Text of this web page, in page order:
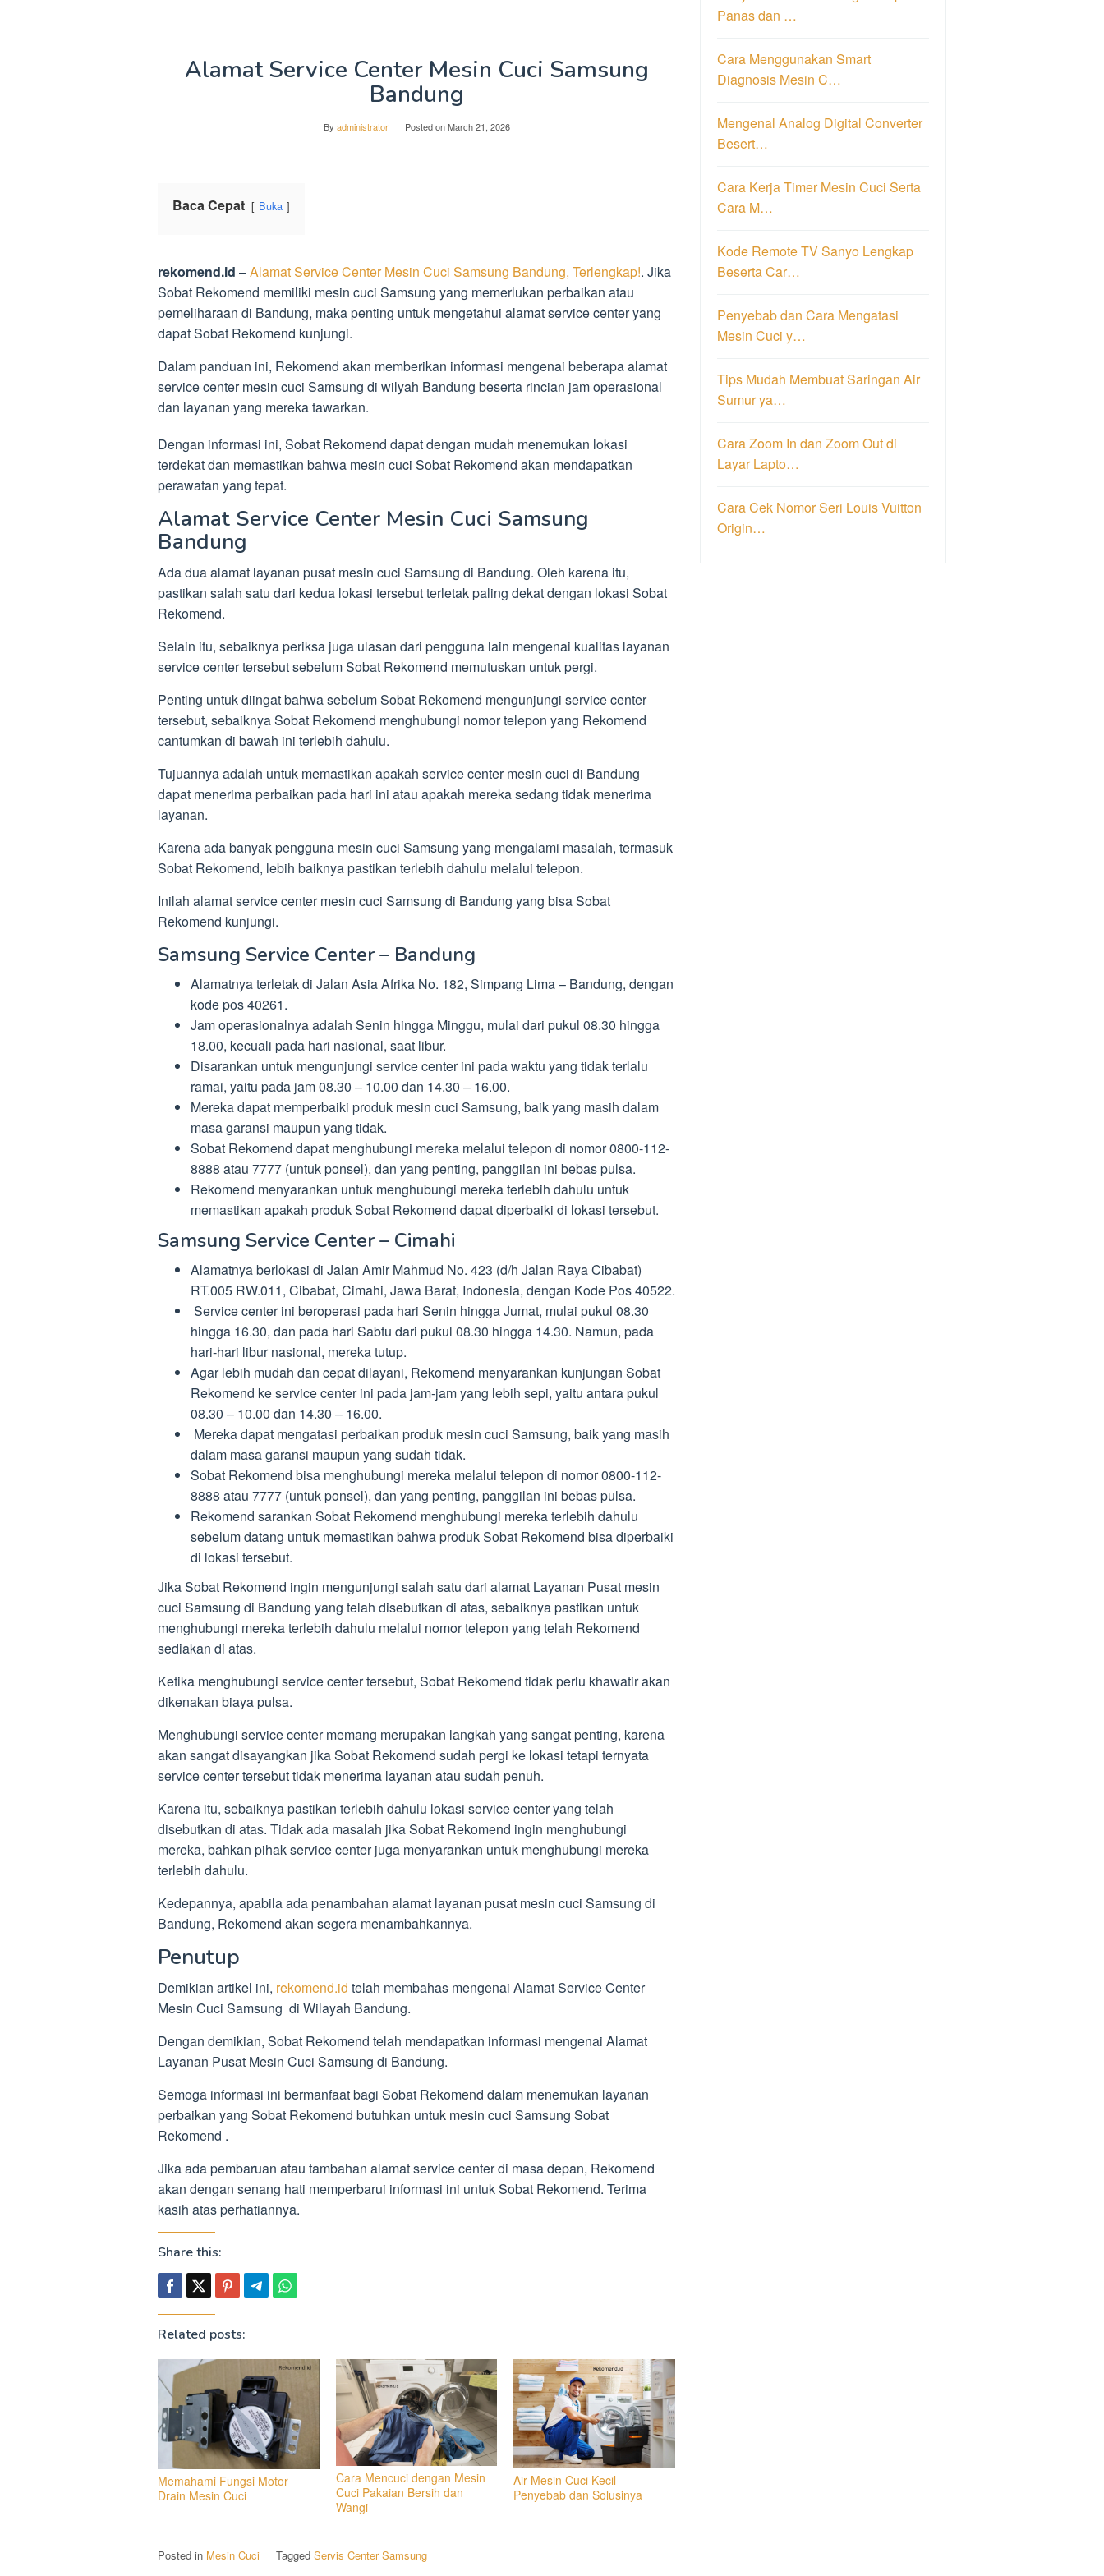
Alamat Service Center Mesin Cuci Samsung
Bandung
By administrator Posted onMarch 21, 2026
Baca Cepat Buka
rekomend.id –Alamat Service Center Mesin Cuci Samsung Bandung, Terlengkap!. Jika
Sobat Rekomend memiliki mesin cuci Samsung yang memerlukan perbaikan atau
pemeliharaan di Bandung, maka penting untuk mengetahui alamat service center yang
dapat Sobat Rekomend kunjungi.
Dalam panduan ini, Rekomend akan memberikan informasi mengenai beberapa alamat
service center mesin cuci Samsung di wilyah Bandung beserta rincian jam operasional
dan layanan yang mereka tawarkan.
Dengan informasi ini, Sobat Rekomend dapat dengan mudah menemukan lokasi
terdekat dan memastikan bahwa mesin cuci Sobat Rekomend akan mendapatkan
perawatan yang tepat.
Alamat Service Center Mesin Cuci Samsung
Bandung
Ada dua alamat layanan pusat mesin cuci Samsung di Bandung. Oleh karena itu,
pastikan salah satu dari kedua lokasi tersebut terletak paling dekat dengan lokasi Sobat
Rekomend.
Selain itu, sebaiknya periksa juga ulasan dari pengguna lain mengenai kualitas layanan
service center tersebut sebelum Sobat Rekomend memutuskan untuk pergi.
Penting untuk diingat bahwa sebelum Sobat Rekomend mengunjungi service center
tersebut, sebaiknya Sobat Rekomend menghubungi nomor telepon yang Rekomend
cantumkan di bawah ini terlebih dahulu.
Tujuannya adalah untuk memastikan apakah service center mesin cuci di Bandung
dapat menerima perbaikan pada hari ini atau apakah mereka sedang tidak menerima
layanan.
Karena ada banyak pengguna mesin cuci Samsung yang mengalami masalah, termasuk
Sobat Rekomend, lebih baiknya pastikan terlebih dahulu melalui telepon.
Inilah alamat service center mesin cuci Samsung di Bandung yang bisa Sobat
Rekomend kunjungi.
Samsung Service Center – Bandung
Alamatnya terletak di Jalan Asia Afrika No. 182, Simpang Lima – Bandung, dengan
kode pos 40261.
Jam operasionalnya adalah Senin hingga Minggu, mulai dari pukul 08.30 hingga
18.00, kecuali pada hari nasional, saat libur.
Disarankan untuk mengunjungi service center ini pada waktu yang tidak terlalu
ramai, yaitu pada jam 08.30 – 10.00 dan 14.30 – 16.00.
Mereka dapat memperbaiki produk mesin cuci Samsung, baik yang masih dalam
masa garansi maupun yang tidak.
Sobat Rekomend dapat menghubungi mereka melalui telepon di nomor 0800-112-
8888 atau 7777 (untuk ponsel), dan yang penting, panggilan ini bebas pulsa.
Rekomend menyarankan untuk menghubungi mereka terlebih dahulu untuk
memastikan apakah produk Sobat Rekomend dapat diperbaiki di lokasi tersebut.
Samsung Service Center – Cimahi
Alamatnya berlokasi di Jalan Amir Mahmud No. 423 (d/h Jalan Raya Cibabat)
RT.005 RW.011, Cibabat, Cimahi, Jawa Barat, Indonesia, dengan Kode Pos 40522.
Service center ini beroperasi pada hari Senin hingga Jumat, mulai pukul 08.30
hingga 16.30, dan pada hari Sabtu dari pukul 08.30 hingga 14.30. Namun, pada
hari-hari libur nasional, mereka tutup.
Agar lebih mudah dan cepat dilayani, Rekomend menyarankan kunjungan Sobat
Rekomend ke service center ini pada jam-jam yang lebih sepi, yaitu antara pukul
08.30 – 10.00 dan 14.30 – 16.00.
Mereka dapat mengatasi perbaikan produk mesin cuci Samsung, baik yang masih
dalam masa garansi maupun yang sudah tidak.
Sobat Rekomend bisa menghubungi mereka melalui telepon di nomor 0800-112-
8888 atau 7777 (untuk ponsel), dan yang penting, panggilan ini bebas pulsa.
Rekomend sarankan Sobat Rekomend menghubungi mereka terlebih dahulu
sebelum datang untuk memastikan bahwa produk Sobat Rekomend bisa diperbaiki
di lokasi tersebut.
Jika Sobat Rekomend ingin mengunjungi salah satu dari alamat Layanan Pusat mesin
cuci Samsung di Bandung yang telah disebutkan di atas, sebaiknya pastikan untuk
menghubungi mereka terlebih dahulu melalui nomor telepon yang telah Rekomend
sediakan di atas.
Ketika menghubungi service center tersebut, Sobat Rekomend tidak perlu khawatir akan
dikenakan biaya pulsa.
Menghubungi service center memang merupakan langkah yang sangat penting, karena
akan sangat disayangkan jika Sobat Rekomend sudah pergi ke lokasi tetapi ternyata
service center tersebut tidak menerima layanan atau sudah penuh.
Karena itu, sebaiknya pastikan terlebih dahulu lokasi service center yang telah
disebutkan di atas. Tidak ada masalah jika Sobat Rekomend ingin menghubungi
mereka, bahkan pihak service center juga menyarankan untuk menghubungi mereka
terlebih dahulu.
Kedepannya, apabila ada penambahan alamat layanan pusat mesin cuci Samsung di
Bandung, Rekomend akan segera menambahkannya.
Penutup
Demikian artikel ini, rekomend.id telah membahas mengenai Alamat Service Center
Mesin Cuci Samsung di Wilayah Bandung.
Dengan demikian, Sobat Rekomend telah mendapatkan informasi mengenai Alamat
Layanan Pusat Mesin Cuci Samsung di Bandung.
Semoga informasi ini bermanfaat bagi Sobat Rekomend dalam menemukan layanan
perbaikan yang Sobat Rekomend butuhkan untuk mesin cuci Samsung Sobat
Rekomend .
Jika ada pembaruan atau tambahan alamat service center di masa depan, Rekomend
akan dengan senang hati memperbarui informasi ini untuk Sobat Rekomend. Terima
kasih atas perhatiannya.
Share this:
Related posts:
Memahami Fungsi Motor
Drain Mesin Cuci
Cara Mencuci dengan Mesin
Cuci Pakaian Bersih dan
Wangi
Air Mesin Cuci Kecil –
Penyebab dan Solusinya
Posted in Mesin Cuci Tagged Servis Center Samsung
Panas dan …
Cara Menggunakan Smart
Diagnosis Mesin C…
Mengenal Analog Digital Converter
Besert…
Cara Kerja Timer Mesin Cuci Serta
Cara M…
Kode Remote TV Sanyo Lengkap
Beserta Car…
Penyebab dan Cara Mengatasi
Mesin Cuci y…
Tips Mudah Membuat Saringan Air
Sumur ya…
Cara Zoom In dan Zoom Out di
Layar Lapto…
Cara Cek Nomor Seri Louis Vuitton
Origin…